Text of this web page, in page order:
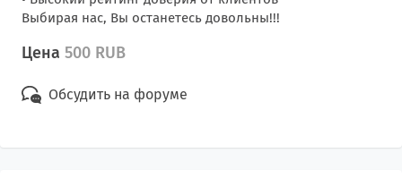
Выбирая нас, Вы останетесь довольны!!!
Цена 500 RUB
Обсудить на форуме